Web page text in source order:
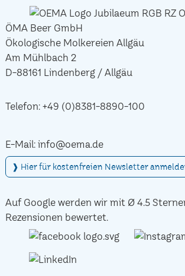
ÖMA Beer GmbH
Ökologische Molkereien Allgäu
Am Mühlbach 2
D-88161 Lindenberg / Allgäu
Telefon: +49 (0)8381-8890-100
E-Mail: info@oema.de
❱ Hier für kostenfreien Newsletter
Auf Google werden wir mit Ø 4.5
Rezensionen bewertet.